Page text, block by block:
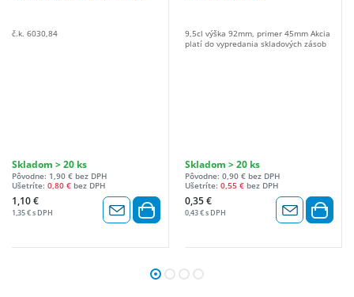
č.k. 6030,84
Skladom > 20 ks
Pôvodne: 1,90 € bez DPH
Ušetríte: 0,80 € bez DPH
1,10 €
1,35 € s DPH
9,5cl výška 92mm, primer 45mm Akcia
platí do vypredania skladových zásob
Skladom > 20 ks
Pôvodne: 0,90 € bez DPH
Ušetríte: 0,55 € bez DPH
0,35 €
0,43 € s DPH